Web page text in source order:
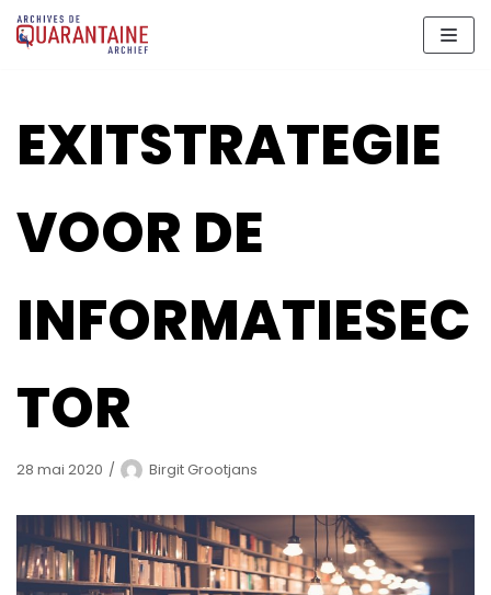
Aller
au
EXITSTRATEGIE
VOOR DE
INFORMATIESEC
TOR
28 mai 2020 Birgit Grootjans